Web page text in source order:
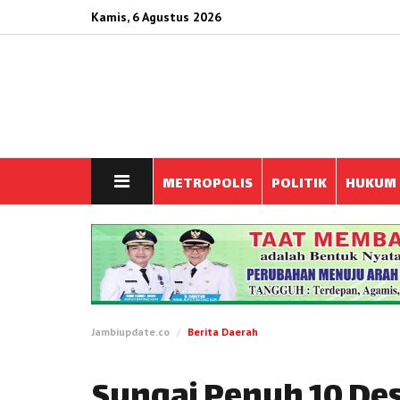
Kamis, 6 Agustus 2026
METROPOLIS POLITIK HUKUM
Jambiupdate.co Berita Daerah